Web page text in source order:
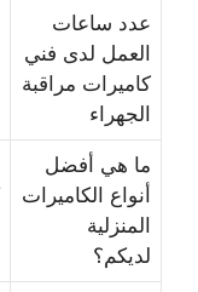
عدد ساعات
العمل لدى فني
كاميرات مراقبة
الجهراء
ما هي أفضل
أنواع الكاميرات
المنزلية
لديكم؟